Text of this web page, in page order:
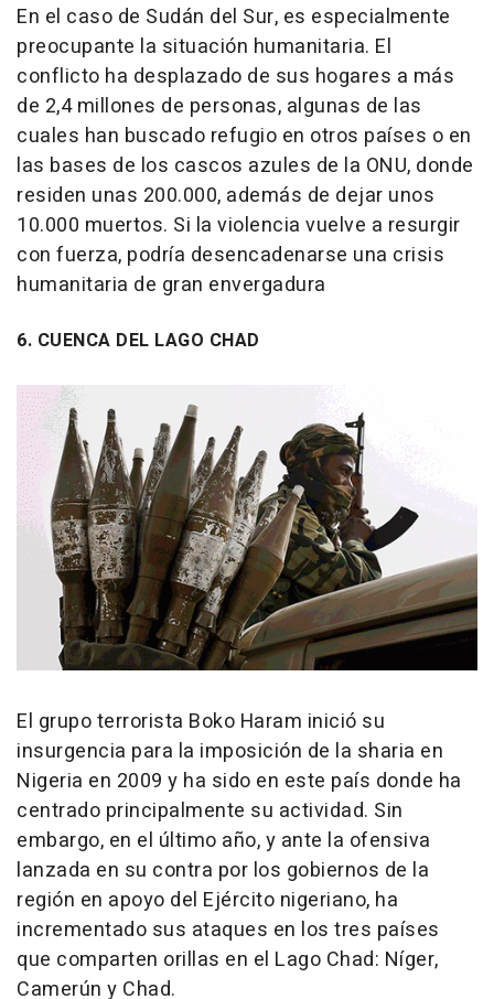
En el caso de Sudán del Sur, es especialmente
preocupante la situación humanitaria. El
conflicto ha desplazado de sus hogares a más
de 2,4 millones de personas, algunas de las
cuales han buscado refugio en otros países o en
las bases de los cascos azules de la ONU, donde
residen unas 200.000, además de dejar unos
10.000 muertos. Si la violencia vuelve a resurgir
con fuerza, podría desencadenarse una crisis
humanitaria de gran envergadura
6. CUENCA DEL LAGO CHAD
El grupo terrorista Boko Haram inició su
insurgencia para la imposición de la sharia en
Nigeria en 2009 y ha sido en este país donde ha
centrado principalmente su actividad. Sin
embargo, en el último año, y ante la ofensiva
lanzada en su contra por los gobiernos de la
región en apoyo del Ejército nigeriano, ha
incrementado sus ataques en los tres países
que comparten orillas en el Lago Chad: Níger,
Camerún y Chad.